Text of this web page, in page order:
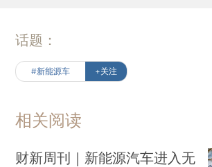
话题：
#新能源车 +关注
相关阅读
财新周刊｜新能源汽车进入无